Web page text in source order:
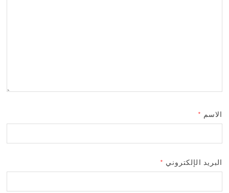
الاسم *
البريد الإلكتروني *